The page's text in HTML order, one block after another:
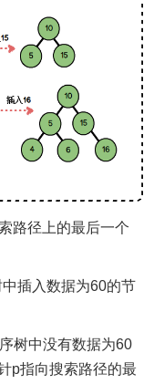
路径上的最后一个
插入数据为60的节
树中没有数据为60
p指向搜索路径的最